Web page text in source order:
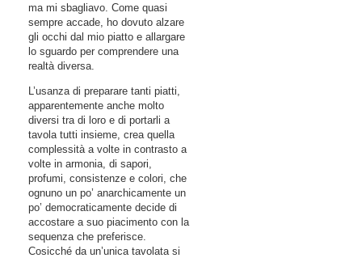
ma mi sbagliavo. Come quasi
sempre accade, ho dovuto alzare
gli occhi dal mio piatto e allargare
lo sguardo per comprendere una
realtà diversa.
L’usanza di preparare tanti piatti,
apparentemente anche molto
diversi tra di loro e di portarli a
tavola tutti insieme, crea quella
complessità a volte in contrasto a
volte in armonia, di sapori,
profumi, consistenze e colori, che
ognuno un po’ anarchicamente un
po’ democraticamente decide di
accostare a suo piacimento con la
sequenza che preferisce.
Cosicché da un’unica tavolata si